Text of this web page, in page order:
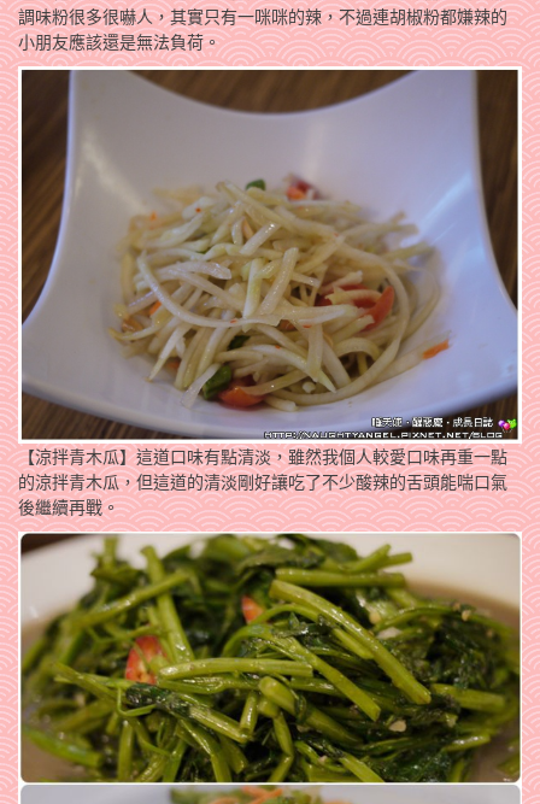
調味粉很多很嚇人，其實只有一咪咪的辣，不過連胡椒粉都嫌辣的
小朋友應該還是無法負荷。
【涼拌青木瓜】這道口味有點清淡，雖然我個人較愛口味再重一點
的涼拌青木瓜，但這道的清淡剛好讓吃了不少酸辣的舌頭能喘口氣
後繼續再戰。